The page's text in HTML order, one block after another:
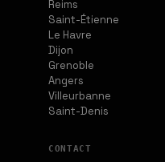
Reims
Saint-Étienne
Le Havre
Dijon
Grenoble
Angers
Villeurbanne
Saint-Denis
CONTACT